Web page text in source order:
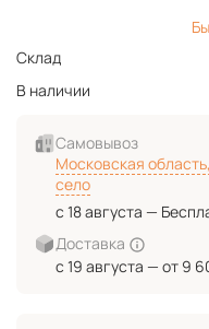
Склад
В наличии
Самовывоз
Московская
село
с 18 августа —
Доставка
с 19 августа — от 9